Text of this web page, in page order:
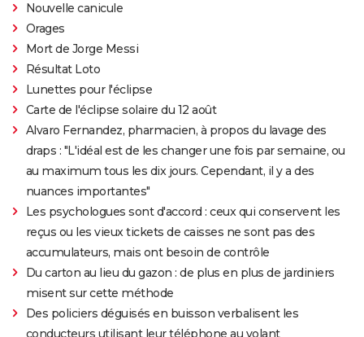
Nouvelle canicule
Orages
Mort de Jorge Messi
Résultat Loto
Lunettes pour l'éclipse
Carte de l'éclipse solaire du 12 août
Alvaro Fernandez, pharmacien, à propos du lavage des
draps : "L'idéal est de les changer une fois par semaine, ou
au maximum tous les dix jours. Cependant, il y a des
nuances importantes"
Les psychologues sont d'accord : ceux qui conservent les
reçus ou les vieux tickets de caisses ne sont pas des
accumulateurs, mais ont besoin de contrôle
Du carton au lieu du gazon : de plus en plus de jardiniers
misent sur cette méthode
Des policiers déguisés en buisson verbalisent les
conducteurs utilisant leur téléphone au volant